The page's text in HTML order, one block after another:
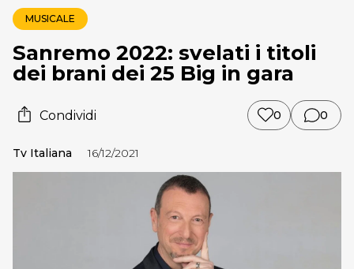
MUSICALE
Sanremo 2022: svelati i titoli
dei brani dei 25 Big in gara
Condividi 0 0
Tv Italiana 16/12/2021